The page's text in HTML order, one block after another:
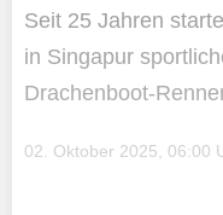
Seit 25 Jahren
in Singapur
Drachenboot-
02. Oktober 2025, 06:00